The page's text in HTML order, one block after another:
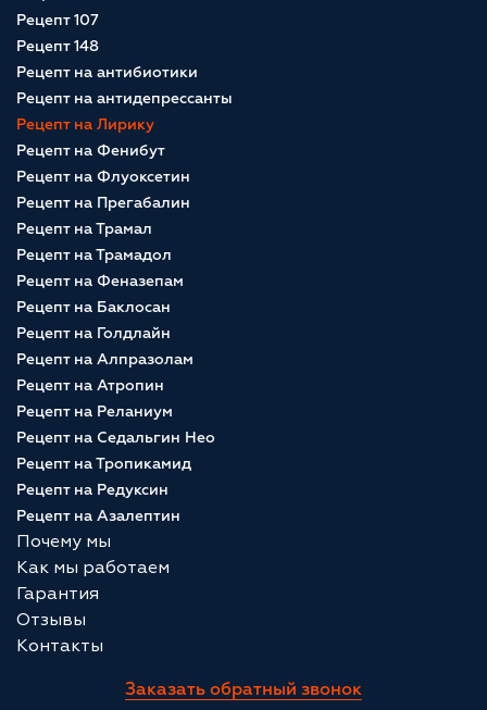
Рецепт 107
Рецепт 148
Рецепт на антибиотики
Рецепт на антидепрессанты
Рецепт на Лирику
Рецепт на Фенибут
Рецепт на Флуоксетин
Рецепт на Прегабалин
Рецепт на Трамал
Рецепт на Трамадол
Рецепт на Феназепам
Рецепт на Баклосан
Рецепт на Голдлайн
Рецепт на Алпразолам
Рецепт на Атропин
Рецепт на Реланиум
Рецепт на Седальгин Нео
Рецепт на Тропикамид
Рецепт на Редуксин
Рецепт на Азалептин
Почему мы
Как мы работаем
Гарантия
Отзывы
Контакты
Заказать обратный звонок